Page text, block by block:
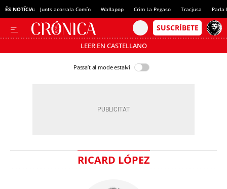
ÉS NOTÍCIA: Junts acorrala Comín Wallapop Crim La Pegaso Tracjusa Parla
LEER EN CASTELLANO
Passa’t al mode estalvi
RICARD LÓPEZ